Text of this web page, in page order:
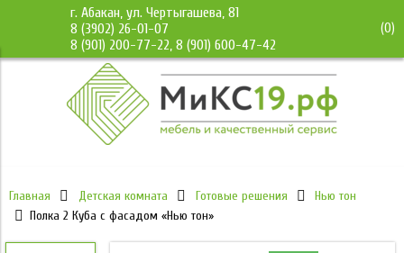
г. Абакан, ул. Чертыгашева, 81
8 (3902) 26-01-07
8 (901) 200-77-22, 8 (901) 600-47-42
(0)
Главная Детская комната Готовые решения
Нью тон
Полка 2 Куба с фасадом «Нью тон»